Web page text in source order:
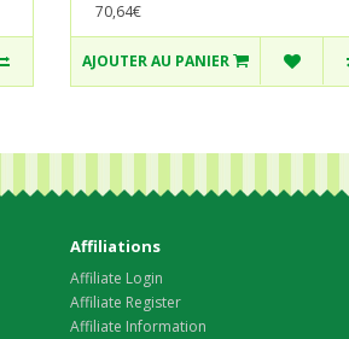
70,64€
AJOUTER AU PANIER
Affiliations
Affiliate Login
Affiliate Register
Affiliate Information